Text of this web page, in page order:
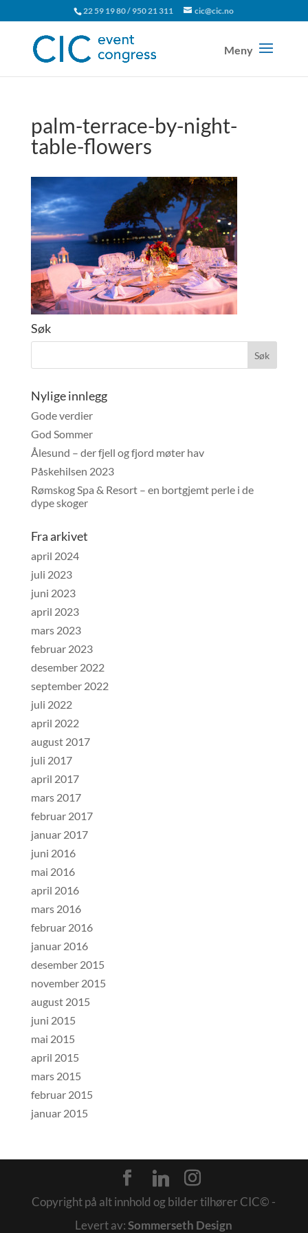
22 59 19 80 / 950 21 311 cic@cic.no
palm-terrace-by-night-
table-flowers
Søk
Nylige innlegg
Gode verdier
God Sommer
Ålesund – der fjell og fjord møter hav
Påskehilsen 2023
Rømskog Spa & Resort – en bortgjemt perle i de
dype skoger
Fra arkivet
april 2024
juli 2023
juni 2023
april 2023
mars 2023
februar 2023
desember 2022
september 2022
juli 2022
april 2022
august 2017
juli 2017
april 2017
mars 2017
februar 2017
januar 2017
juni 2016
mai 2016
april 2016
mars 2016
februar 2016
januar 2016
desember 2015
november 2015
august 2015
juni 2015
mai 2015
april 2015
mars 2015
februar 2015
januar 2015
Copyright på alt innhold og bilder tilhører CIC© -
Levert av:Sommerseth Design